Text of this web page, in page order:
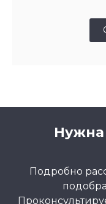
Нужна
Подробно